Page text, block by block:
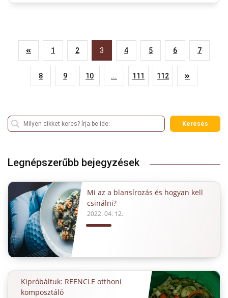
1 2 3 4 5 6 7
8 9 10 ... 111 112
Keresés
Legnépszerűbb bejegyzések
Mi az a blansírozás és hogyan kell
csinálni?
2022. 04. 12.
Kipróbáltuk: REENCLE otthoni
komposztáló